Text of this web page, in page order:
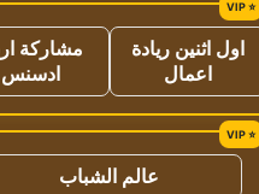
اول اثنين ريادة
اعمال
مشاركة
ادسنس
عالم الشباب